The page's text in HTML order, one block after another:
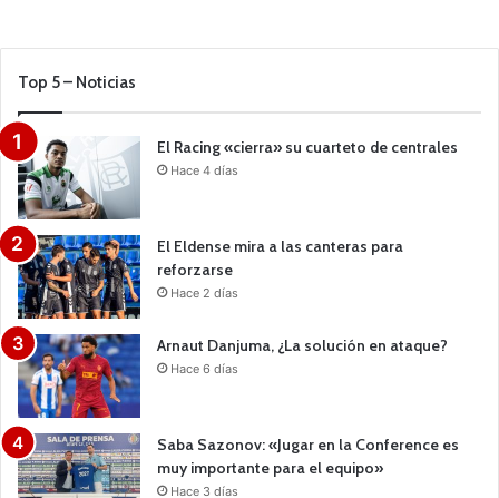
Top 5 – Noticias
El Racing «cierra» su cuarteto de centrales
Hace 4 días
El Eldense mira a las canteras para
reforzarse
Hace 2 días
Arnaut Danjuma, ¿La solución en ataque?
Hace 6 días
Saba Sazonov: «Jugar en la Conference es
muy importante para el equipo»
Hace 3 días